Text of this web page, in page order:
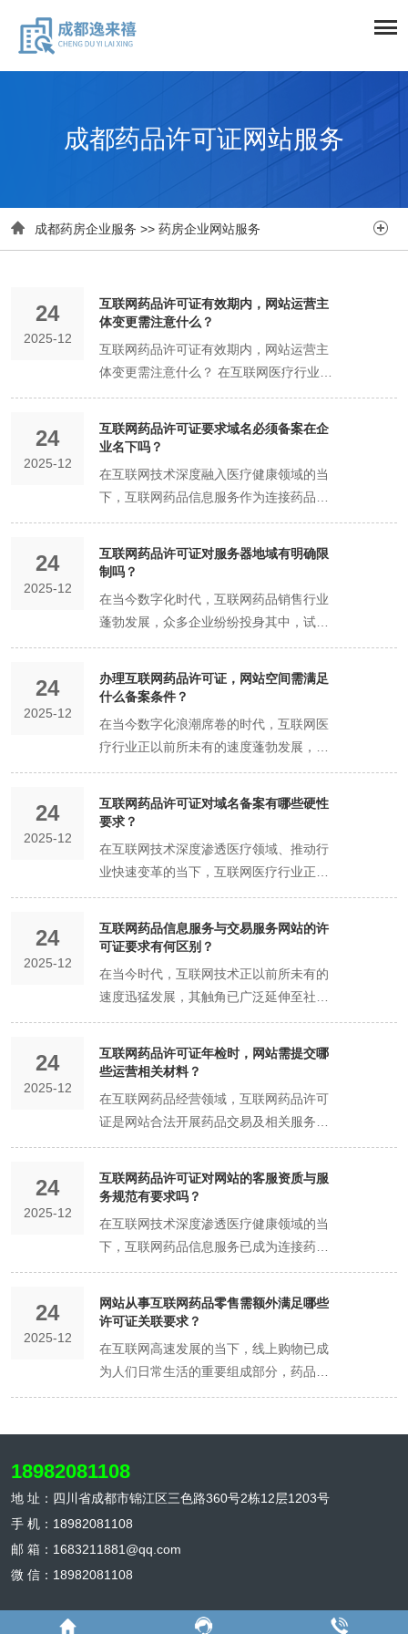
成都药品许可证网站服务
 成都药房企业服务 >> 药房企业网站服务 
24
2025-12
互联网药品许可证有效期内，网站运营主
体变更需注意什么？
互联网药品许可证有效期内，网站运营主
体变更需注意什么？ 在互联网医疗行业蓬
勃发展的当下，互联网药品交易服务成为
其中重要的一环。而互联网药品信息服务
资格证书或互联网药品交易服务资格证书
律、监管和业务层面的要点，需要运营方
格外留意，以确保业务合规、平稳过渡。
提前了解法规要求是基础 互联网药品业务
受到严格的法律法规监管，不同地区对于
互联网药品许可证有效期内运营主体变更
的规定可能存在差异。运营方首先要深入
研究当地药品监督管理部门发布的相关法
规、政策文件，明确变更所需满足的条
件、提交的材料清单以及办理流程等关键
质、人员配备、仓储物流条件等；还有些
地区对变更申请的时间节点有明确规定，
如在许可证有效期届满前一定期限内才能
办理变更手续。只有对这些法规要求有清
晰的认识，才能避免因不了解规定而导致
的违规操作，为后续的变更工作奠定坚实
基础。 准备齐全且规范的申请材料 申请
材料的完整性和规范性直接关系到变更申
请能否顺利通过审核。运营主体变更通常
体的基本情况等；原互联网药品许可证的
正副本原件，这是证明原业务合法开展的
重要凭证；新运营主体的相关资质证明文
件，如营业执照、药品经营许可证（若涉
及药品经营业务）、互联网药品信息服务
资格证书（若涉及信息服务业务）等，这
些文件需确保在有效期内且真实有效；新
运营主体的人员资质证明，如药学专业技
术人员的资格证书、身份证复印件等，以
场地证明、设备清单、质量管理体系文件
等，用于证明其具备符合要求的运营条
件。在准备材料时，要严格按照当地药品
监督管理部门的要求进行整理和装订，确
保材料清晰、完整、易于查阅。 确保业务
重要。一方面，要提前做好技术层面的准
备工作，确保网站的正常运行。例如，与
导致网站无法访问；对网站的数据进行备
份，防止数据丢失或损坏，影响业务的正
户等合作伙伴的良好沟通。及时告知供应
24
2025-12
互联网药品许可证要求域名必须备案在企
业名下吗？
在互联网技术深度融入医疗健康领域的当
下，互联网药品信息服务作为连接药品供
应与消费需求的重要桥梁，其合规运营不
仅关乎行业健康发展，更直接影响到公众
用药安全与生命健康。在这一领域中，域
品监督管理局于2025年1月20日正式实施
的《互联网药品医疗器械信息服务备案管
理规定》，为这一领域的合规运营提供了
明确指引。该规定明确指出，互联网药品
信息服务备案必须以具备合法资质的企业
为主体进行域名备案。这一要求，旨在从
源头上确保提供药品信息服务的主体具备
相应的专业能力、质量管理体系及责任承
担能力，从而有效防范因信息不实、误导
件。首先，企业必须依法取得药品经营许
可证或相关资质，证明其具备从事药品相
关业务的合法资格。其次，企业需建立完
善的信息管理制度，包括信息审核、发
布、存储等环节，确保所发布的药品信息
真实、准确、完整，且符合国家药品监管
要求。此外，企业还需具备相应的技术保
障能力，包括网络安全防护、数据备份恢
复等，以应对可能的信息安全威胁，保障
显而易见。个人备案往往缺乏系统的资质
审核与监管，难以保证信息发布的准确性
与专业性，容易成为虚假药品信息、非法
药品交易的温床。而未备案域名则直接游
离于监管之外，其信息来源、内容真实性
均无法得到有效保障，对公众健康构成潜
在威胁。因此，国家明确禁止个人备案或
未备案域名开展互联网药品信息服务业
务，是维护市场秩序、保障公众用药安全
要求，向所在地省级药品监督管理部门提
信息管理制度、技术保障措施等在内的全
套备案材料。经审核通过后，企业方可获
得互联网药品信息服务备案号，并在其备
案域名下开展相关业务。这一流程不仅确
保了备案信息的真实性与有效性，也为后
是，随着互联网技术的不断发展与监管政
24
2025-12
互联网药品许可证对服务器地域有明确限
制吗？
在当今数字化时代，互联网药品销售行业
蓬勃发展，众多企业纷纷投身其中，试图
在这片广阔的市场中分得一杯羹。然而，
互联网药品销售并非毫无门槛，其中互联
网药品许可证就是企业开展相关业务的关
要了解互联网药品许可证的基本情况。互
联网药品许可证，全称为互联网药品信息
服务资格证书或互联网药品交易服务资格
证书，根据不同的业务类型和范围，分为
不同的类别。这些证书的颁发，旨在规范
互联网药品销售市场，保障消费者能够获
取安全、合法、有效的药品，防止非法药
品通过网络渠道流通，维护公众的用药安
全和身体健康。 从目前的法律法规和监管
制。但这并不意味着服务器地域的选择可
以随心所欲。实际上，服务器地域的选择
与企业的业务运营、数据安全、合规管理
等多个方面都有着紧密的联系。 从业务运
营的角度来看，服务器的地域位置会影响
网站的访问速度和稳定性。如果服务器位
于距离目标客户群体较远的地区，可能会
导致用户访问网站时出现加载缓慢、卡顿
甚至无法访问的情况，这无疑会影响用户
家主要面向国内东部地区消费者的互联网
药品销售企业，如果将服务器设置在西部
偏远地区，由于网络传输距离较长，可能
会使东部地区的用户在访问网站时遇到上
述问题，从而影响企业的市场拓展和客户
规和监管要求存在差异。一些国家和地区
对数据的存储、传输和使用有着严格的限
器地域不符合相关数据保护法规的要求，
可能会面临数据泄露、违规处罚等风险，
《通用数据保护条例》（GDPR）对个人
24
2025-12
办理互联网药品许可证，网站空间需满足
什么备案条件？
在当今数字化浪潮席卷的时代，互联网医
疗行业正以前所未有的速度蓬勃发展，成
为推动医疗健康领域变革的重要力量。办
理互联网药品许可证作为互联网医疗企业
合法开展业务的关键一步，其中网站空间
品销售、健康咨询等线上服务日益普及，
极大地改变了人们获取医疗健康信息与购
买药品的方式。消费者只需轻点鼠标或滑
动手机屏幕，就能轻松获取海量的药品信
息，完成药品的选购，这无疑为人们带来
了前所未有的便捷。然而，我们必须清醒
地认识到，药品不同于普通商品，它直接
关系到人们的生命健康与安全。其信息的
传播一旦出现偏差或错误，极有可能对公
极为严格且细致的法律法规要求，这些规
定旨在从源头上保障药品信息传播的合法
性、准确性与安全性。在办理互联网药品
许可证时，网站空间备案条件的严格审
核，正是落实这些法律法规的重要举措。
具体而言，网站空间需具备良好的技术保
障能力，以确保药品信息在传输与存储过
程中不被篡改、泄露。这要求网站采用先
进的加密技术，对药品信息进行加密处
对药品信息进行备份，以防数据丢失或损
空间的运营主体还需具备严格的信息审核
机制。对于上传至网站的药品信息，必须
进行严格的审核把关，确保其内容真实、
准确、合法。这包括对药品的名称、规
格、功效、用法用量、禁忌等关键信息的
息的传播。只有经过严格审核的药品信
24
2025-12
互联网药品许可证对域名备案有哪些硬性
要求？
在互联网技术深度渗透医疗领域、推动行
业快速变革的当下，互联网医疗行业正以
前所未有的速度蓬勃发展。线上问诊、远
程医疗、药品信息展示与交易等多元化服
务模式不断涌现，极大地改变了人们获取
信息服务的核心资质，其重要性愈发凸
显，成为企业进军互联网医疗市场的关键
准入门槛。 互联网药品信息服务许可证，
是监管部门为规范互联网药品信息传播秩
序、保障公众用药安全而设立的重要资
质。它要求企业必须具备相应的专业能
力、技术条件和合规管理体系，确保所提
供的药品信息真实、准确、完整，不误导
消费者，不传播虚假药品广告和违法信
推广等活动，从而在激烈的市场竞争中占
据一席之地。 与此同时，域名备案作为互
联网信息服务的基础性管理措施，与互联
网药品信息服务许可证的关联性也日益紧
密。域名是企业在互联网上的标识和入
《非经营性互联网信息服务备案管理办
案的硬性条件。这一要求并非简单的形式
审查，而是贯穿于域名注册、备案流程、
技术保障及合规运营的全流程之中。 在域
注册服务机构，确保所注册的域名符合相
24
2025-12
互联网药品信息服务与交易服务网站的许
可证要求有何区别？
在当今时代，互联网技术正以前所未有的
速度迅猛发展，其触角已广泛延伸至社会
生活的各个领域，深刻地改变着人们的生
产生活方式。药品行业作为关乎公众生命
健康的重要领域，也积极顺应时代潮流，
站依托强大的互联网平台，凭借其便捷、
高效、信息丰富等优势，迅速在药品市场
中占据了一席之地。对于广大消费者而
言，它们宛如一座巨大的药品信息宝库，
提供了海量的药品资讯。无论是药品的功
效、用法用量、注意事项，还是不同品
牌、不同规格药品的价格对比，消费者都
能在这些网站上轻松获取。而且，这些网
站还打破了时间和空间的限制，让人们足
了前所未有的便捷途径。 然而，互联网药
品市场的快速发展也带来了一系列不容忽
视的问题。由于药品的特殊性，它直接关
系到人们的身体健康和生命安全，一旦出
现问题，后果不堪设想。一些不法分子为
性，在网站上销售假药、劣药，或者夸大
24
2025-12
互联网药品许可证年检时，网站需提交哪
些运营相关材料？
在互联网药品经营领域，互联网药品许可
证是网站合法开展药品交易及相关服务的
重要凭证，而年检则是监管部门对网站运
营合规性进行定期审查的关键环节。当进
行互联网药品许可证年检时，网站需要提
它证明了网站拥有合法的网络地址，是开
展线上业务的基础；网站的备案信息，详
细记录了网站的主体信息、备案类型、备
案号等，确保网站在国家相关部门进行了
合法备案；以及网站的服务器托管协议或
务的安全、顺畅进行。这些材料能够清晰
管部门了解网站是否具备开展药品业务的
硬件条件。 其次，药品经营相关的运营材
料是年检的重点内容。网站需要提交药品
经营许可证的复印件，这是其从事药品经
的药品范围和经营方式。同时，还需提供
24
2025-12
互联网药品许可证对网站的客服资质与服
务规范有要求吗？
在互联网技术深度渗透医疗健康领域的当
下，互联网药品信息服务已成为连接药品
供应端与消费者需求端的重要桥梁。这一
领域中，客服资质与服务规范不仅承载着
企业合规运营的核心使命，更直接关系到
资质审核、服务标准、责任追溯的全链条
规范，其中对客服团队的专业能力建设与
服务流程管控提出了系统性、可量化的要
求。 从专业资质层面看，监管细则明确要
组织的专项培训考核。例如，北京市实施
24
2025-12
网站从事互联网药品零售需额外满足哪些
许可证关联要求？
在互联网高速发展的当下，线上购物已成
为人们日常生活的重要组成部分，药品零
售领域也逐步向线上拓展。然而，药品作
药品零售业务，需额外满足一系列严格的
合法性、规范性和安全性。 首先，网站必
须取得《互联网药品信息服务资格证
书》。这是从事互联网药品信息服务的准
入门槛，旨在规范互联网药品信息的传
公众获取准确、可靠的药品信息。该证书
18982081108
地 址：四川省成都市锦江区三色路360号2栋12层1203号
手 机：18982081108
邮 箱：1683211881@qq.com
微 信：18982081108